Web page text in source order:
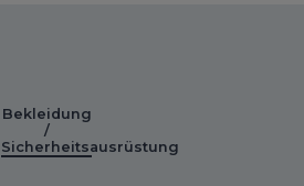
Bekleidung
/
Sicherheitsausrüstung